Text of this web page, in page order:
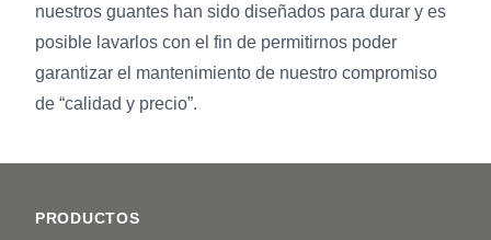
nuestros guantes han sido diseñados para durar y es
posible lavarlos con el fin de permitirnos poder
garantizar el mantenimiento de nuestro compromiso
de “calidad y precio”.
PRODUCTOS